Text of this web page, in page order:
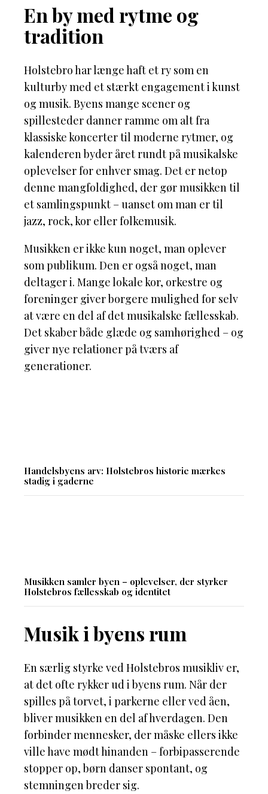
En by med rytme og
tradition
Holstebro har længe haft et ry som en
kulturby med et stærkt engagement i kunst
og musik. Byens mange scener og
spillesteder danner ramme om alt fra
klassiske koncerter til moderne rytmer, og
kalenderen byder året rundt på musikalske
oplevelser for enhver smag. Det er netop
denne mangfoldighed, der gør musikken til
et samlingspunkt – uanset om man er til
jazz, rock, kor eller folkemusik.
Musikken er ikke kun noget, man oplever
som publikum. Den er også noget, man
deltager i. Mange lokale kor, orkestre og
foreninger giver borgere mulighed for selv
at være en del af det musikalske fællesskab.
Det skaber både glæde og samhørighed – og
giver nye relationer på tværs af
generationer.
Handelsbyens arv: Holstebros historie mærkes
stadig i gaderne
Musikken samler byen – oplevelser, der styrker
Holstebros fællesskab og identitet
Musik i byens rum
En særlig styrke ved Holstebros musikliv er,
at det ofte rykker ud i byens rum. Når der
spilles på torvet, i parkerne eller ved åen,
bliver musikken en del af hverdagen. Den
forbinder mennesker, der måske ellers ikke
ville have mødt hinanden – forbipasserende
stopper op, børn danser spontant, og
stemningen breder sig.